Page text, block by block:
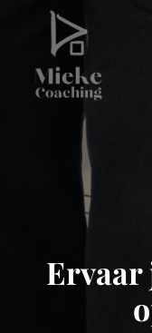
Ervaar